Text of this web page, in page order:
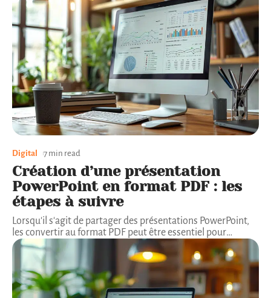
Digital 7 min read
Création d’une présentation
PowerPoint en format PDF : les
étapes à suivre
Lorsqu'il s'agit de partager des présentations PowerPoint,
les convertir au format PDF peut être essentiel pour…